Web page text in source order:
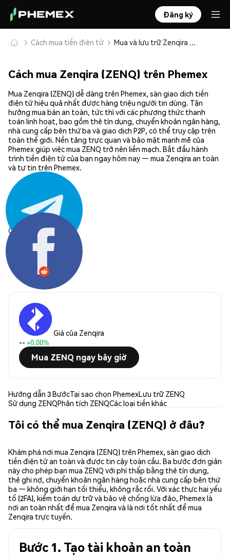
Đăng ký
Cách mua tiền điện tử Mua và lưu trữ Zenqira (ZENQ) an toàn
Cách mua Zenqira (ZENQ) trên Phemex
Mua Zenqira (ZENQ) dễ dàng trên Phemex, sàn giao dịch tiền
điện tử hiệu quả nhất được hàng triệu người tin dùng. Tận
hưởng mua bán an toàn, tức thì với các phương thức thanh
toán linh hoạt, bao gồm thẻ tín dụng, chuyển khoản ngân hàng,
nhà cung cấp bên thứ ba và giao dịch P2P, có thể truy cập trên
toàn thế giới. Nền tảng trực quan và bảo mật mạnh mẽ của
Phemex giúp việc mua ZENQ trở nên liền mạch. Bắt đầu hành
trình tiền điện tử của bạn ngay hôm nay — mua Zenqira an toàn
và tự tin trên Phemex.
Chia sẻ:
Giá của Zenqira
-- +0.00%
Mua ZENQ ngay bây giờ
Hướng dẫn 3 BướcTại sao chọn PhemexLưu trữ ZENQ
Sử dụng ZENQPhân tích ZENQCác loại tiền khác
Tôi có thể mua Zenqira (ZENQ) ở đâu?
Khám phá nơi mua Zenqira (ZENQ) trên Phemex, sàn giao dịch
tiền điện tử an toàn và được tin cậy toàn cầu. Ba bước đơn giản
này cho phép bạn mua ZENQ với phí thấp bằng thẻ tín dụng,
thẻ ghi nợ, chuyển khoản ngân hàng hoặc nhà cung cấp bên thứ
ba — không giới hạn tối thiểu, không rắc rối. Với xác thực hai yếu
tố (2FA), kiểm toán dự trữ và bảo vệ chống lừa đảo, Phemex là
nơi an toàn nhất để mua Zenqira và là nơi tốt nhất để mua
Zenqira trực tuyến.
Bước 1. Tạo tài khoản an toàn